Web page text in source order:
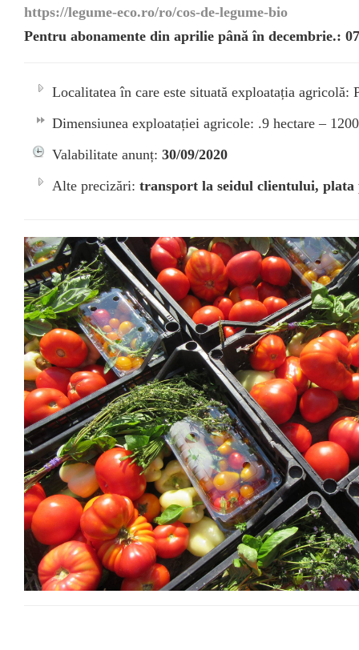
https://legume-eco.ro/ro/cos-de-legume-bio
Pentru abonamente din aprilie până în decembrie.:
Localitatea în care este situată exploatația agricolă:
Dimensiunea exploatației agricole: .9 hectare –
Valabilitate anunț: 30/09/2020
Alte precizări: transport la seidul clientului, plata